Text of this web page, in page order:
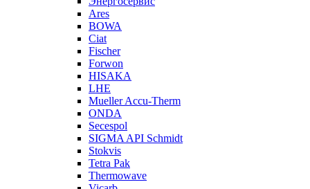
Ares
BOWA
Ciat
Fischer
Forwon
HISAKA
LHE
Mueller Accu-Therm
ONDA
Secespol
SIGMA API Schmidt
Stokvis
Tetra Pak
Thermowave